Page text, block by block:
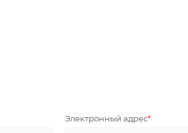
Электронный адрес